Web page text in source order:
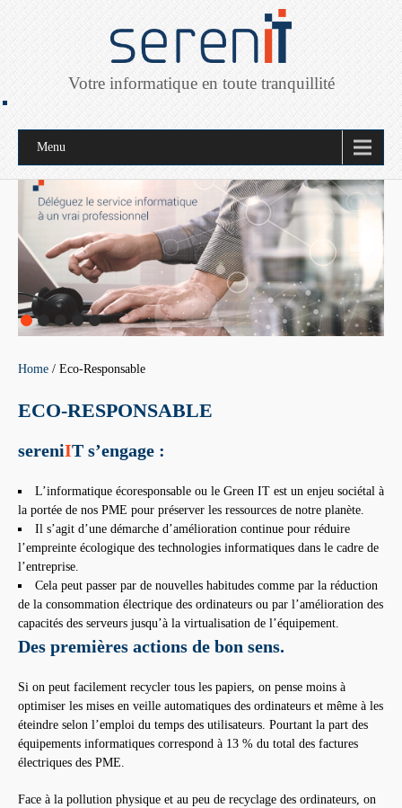
Votre informatique en toute tranquillité
Menu
Home / Eco-Responsable
ECO-RESPONSABLE
sereniIT s’engage :
L’informatique écoresponsable ou le Green IT est un enjeu sociétal à
la portée de nos PME pour préserver les ressources de notre planète.
Il s’agit d’une démarche d’amélioration continue pour réduire
l’empreinte écologique des technologies informatiques dans le cadre de
l’entreprise.
Cela peut passer par de nouvelles habitudes comme par la réduction
de la consommation électrique des ordinateurs ou par l’amélioration des
capacités des serveurs jusqu’à la virtualisation de l’équipement.
Des premières actions de bon sens.
Si on peut facilement recycler tous les papiers, on pense moins à
optimiser les mises en veille automatiques des ordinateurs et même à les
éteindre selon l’emploi du temps des utilisateurs. Pourtant la part des
équipements informatiques correspond à 13 % du total des factures
électriques des PME.
Face à la pollution physique et au peu de recyclage des ordinateurs, on